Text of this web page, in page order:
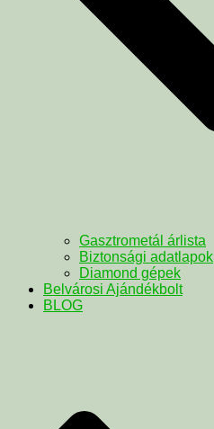
Gasztrometál árlista
Biztonsági adatlapok
Diamond gépek
Belvárosi Ajándékbolt
BLOG